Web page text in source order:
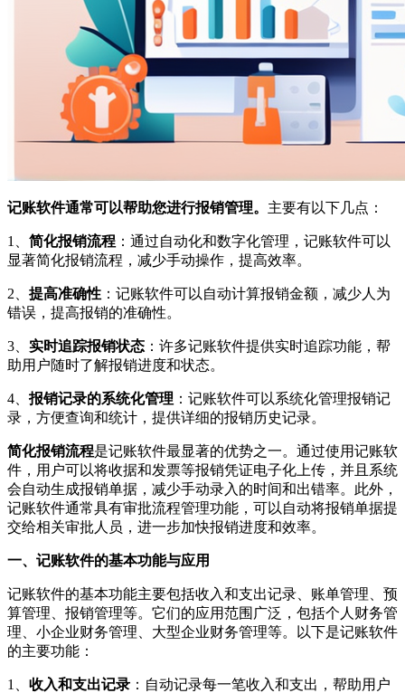
记账软件通常可以帮助您进行报销管理。 主要有以下几点：
1、 简化报销流程 ：通过自动化和数字化管理，记账软件可以
显著简化报销流程，减少手动操作，提高效率。
2、 提高准确性 ：记账软件可以自动计算报销金额，减少人为
错误，提高报销的准确性。
3、 实时追踪报销状态 ：许多记账软件提供实时追踪功能，帮
助用户随时了解报销进度和状态。
4、 报销记录的系统化管理 ：记账软件可以系统化管理报销记
录，方便查询和统计，提供详细的报销历史记录。
简化报销流程是记账软件最显著的优势之一。通过使用记账软
件，用户可以将收据和发票等报销凭证电子化上传，并且系统
会自动生成报销单据，减少手动录入的时间和出错率。此外，
记账软件通常具有审批流程管理功能，可以自动将报销单据提
交给相关审批人员，进一步加快报销进度和效率。
一、记账软件的基本功能与应用
记账软件的基本功能主要包括收入和支出记录、账单管理、预
算管理、报销管理等。它们的应用范围广泛，包括个人财务管
理、小企业财务管理、大型企业财务管理等。以下是记账软件
的主要功能：
1、 收入和支出记录 ：自动记录每一笔收入和支出，帮助用户